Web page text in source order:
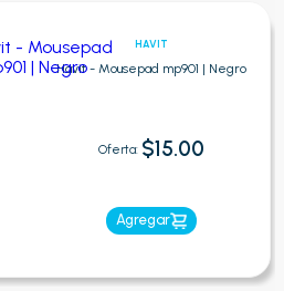
HAVIT
Havit - Mousepad mp901 | Negro
Oferta: $15.00
Agregar